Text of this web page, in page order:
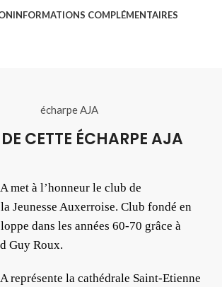
INFORMATIONS COMPLÉMENTAIRES
CETTE ÉCHARPE AJA
met à l’honneur le club de
Jeunesse Auxerroise. Club fondé en
dans les années 60-70 grâce à
Guy Roux.
représente la cathédrale Saint-Etienne